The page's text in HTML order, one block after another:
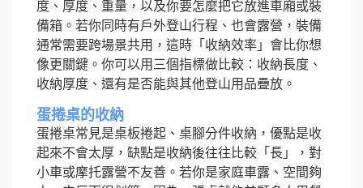
度、厚度、重量，以及你要怎麼把它放進車廂或裝
備箱。若你同時有戶外登山行程、也會露營，裝備
通常需要跨場景共用，這時「收納效率」會比你想
像更關鍵。你可以用三個指標做比較：收納長度、
收納厚度、還有是否能與其他登山用品疊放。
蛋捲桌的收納
蛋捲桌常見是桌板捲起、桌腳分件收納，優點是收
起來不會太厚，缺點是收納後往往比較「長」，對
小車或摩托露營不友善。若你是家庭車露、空間夠